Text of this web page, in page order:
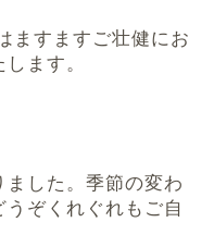
ますますご壮健にお
ます。
した。季節の変わ
ぞくれぐれもご自